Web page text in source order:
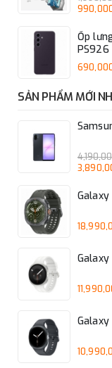
Ốp
PS926
SẢN PHẨM MỚI